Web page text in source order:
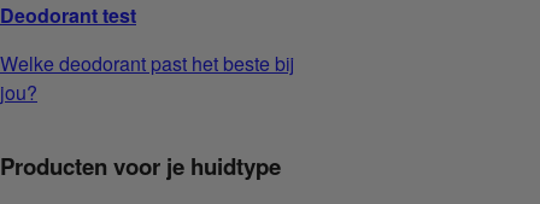
Deodorant test
Welke deodorant past het beste bij
jou?
Producten voor je huidtype